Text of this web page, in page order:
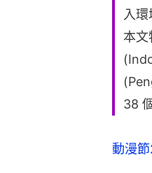
入
本
38
動漫